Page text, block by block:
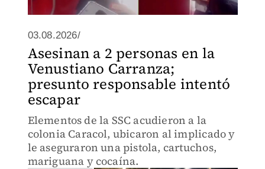
03.08.2026/
Asesinan a 2 personas en la
Venustiano Carranza;
presunto responsable intentó
escapar
Elementos de la SSC acudieron a la
colonia Caracol, ubicaron al implicado y
le aseguraron una pistola, cartuchos,
mariguana y cocaína.